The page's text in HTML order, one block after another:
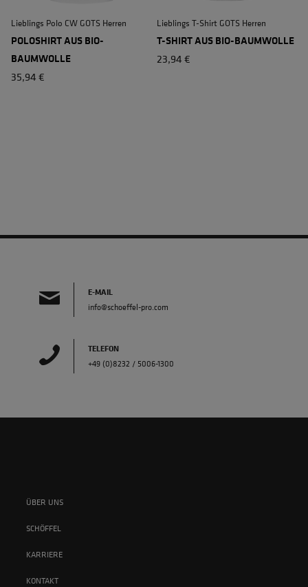
Lieblings Polo CW GOTS Herren
POLOSHIRT AUS BIO-
BAUMWOLLE
35,94 €
Lieblings T-Shirt GOTS Herren
T-SHIRT AUS BIO-BAUMWOLLE
23,94 €
E-MAIL
info@schoeffel-pro.com
TELEFON
+49 (0)8232 / 5006-1300
ÜBER UNS
SCHÖFFEL
KARRIERE
KONTAKT